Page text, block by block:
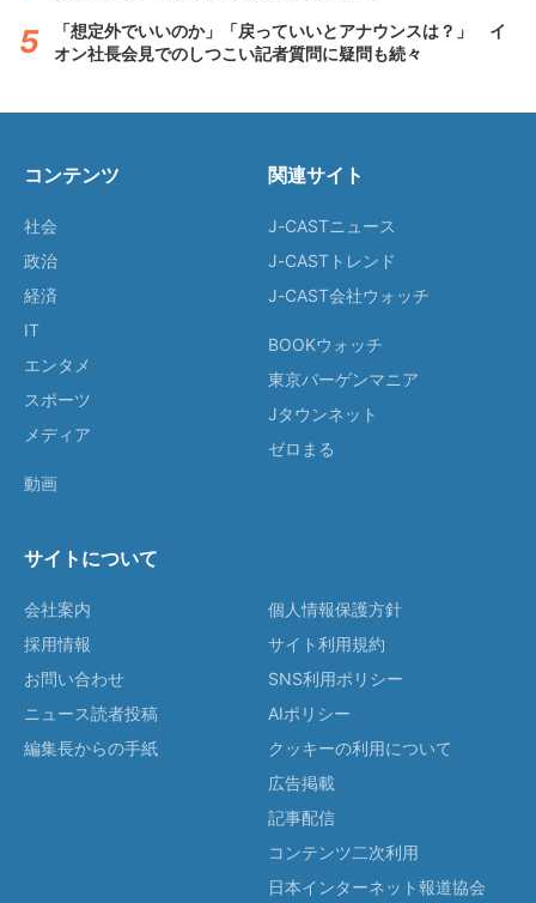
「想定外でいいのか」「戻っていいとアナウンスは？」 イ
オン社長会見でのしつこい記者質問に疑問も続々
コンテンツ
社会
政治
経済
IT
エンタメ
スポーツ
メディア
動画
関連サイト
J-CASTニュース
J-CASTトレンド
J-CAST会社ウォッチ
BOOKウォッチ
東京バーゲンマニア
Jタウンネット
ゼロまる
サイトについて
会社案内
採用情報
お問い合わせ
ニュース読者投稿
編集長からの手紙
個人情報保護方針
サイト利用規約
SNS利用ポリシー
AIポリシー
クッキーの利用について
広告掲載
記事配信
コンテンツ二次利用
日本インターネット報道協会